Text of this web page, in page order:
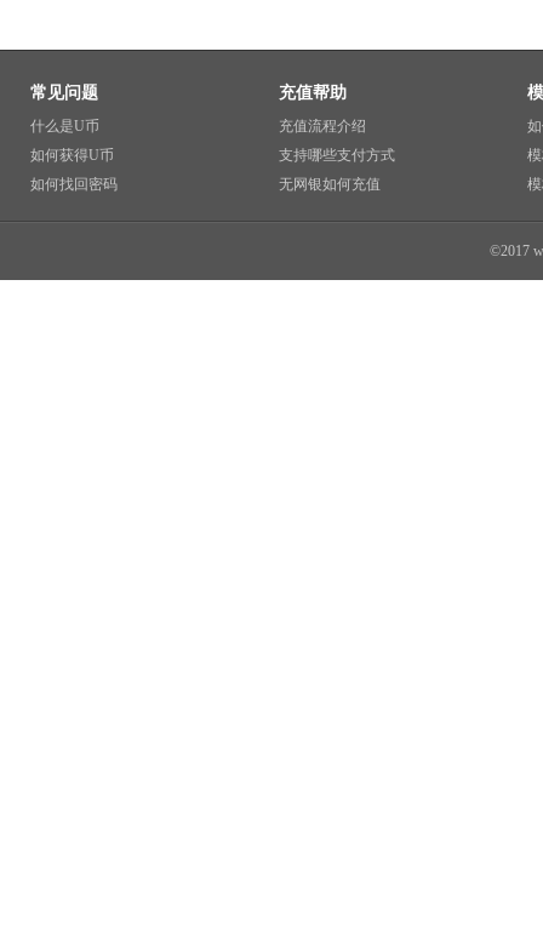
常见问题
什么是U币
如何获得U币
如何找回密码
充值帮助
充值流程介绍
支持哪些支付方式
无网银如何充值
©2017